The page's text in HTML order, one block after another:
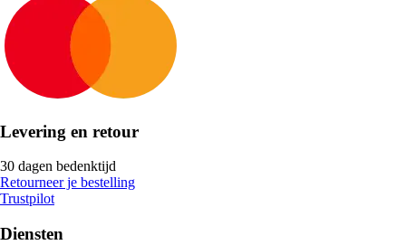
Levering en retour
30 dagen bedenktijd
Retourneer je bestelling
Trustpilot
Diensten